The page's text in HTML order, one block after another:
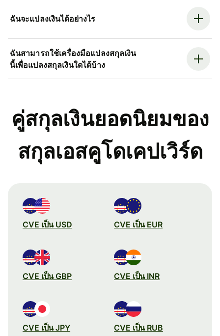
ฉันจะแปลงเงินได้อย่างไร
ฉันสามารถใช้เครื่องมือแปลงสกุลเงิน
นี้เพื่อแปลงสกุลเงินใดได้บ้าง
คู่สกุลเงินยอดนิยมของ
สกุลเอสคูโดเคปเวิร์ด
CVE เป็น USD CVE เป็น EUR
CVE เป็น GBP CVE เป็น INR
CVE เป็น JPY CVE เป็น RUB